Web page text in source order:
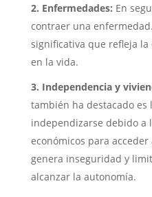
2. Enfermedades: En
contraer una
significativa que refleja
en la vida.
3. Independencia y
también ha destacado
independizarse debido a
económicos para
genera inseguridad y
alcanzar la autonomía.